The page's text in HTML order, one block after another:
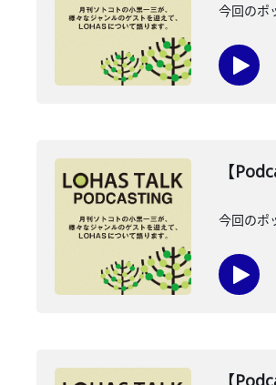
今回のポ
【
今回のポ
【